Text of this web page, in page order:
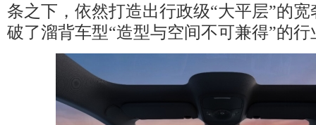
条之下，依然打造出行政级“大平层”的
破了溜背车型“造型与空间不可兼得”的